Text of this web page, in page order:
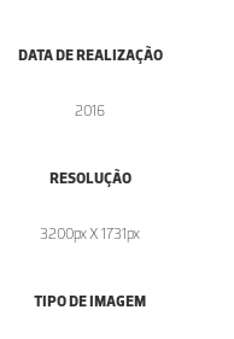
DATA DE REALIZAÇÃO
2016
RESOLUÇÃO
3200px X 1731px
TIPO DE IMAGEM